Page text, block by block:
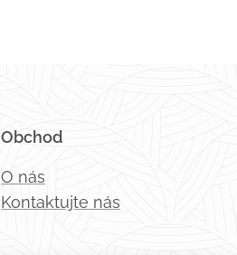
Obchod
O nás
Kontaktujte nás